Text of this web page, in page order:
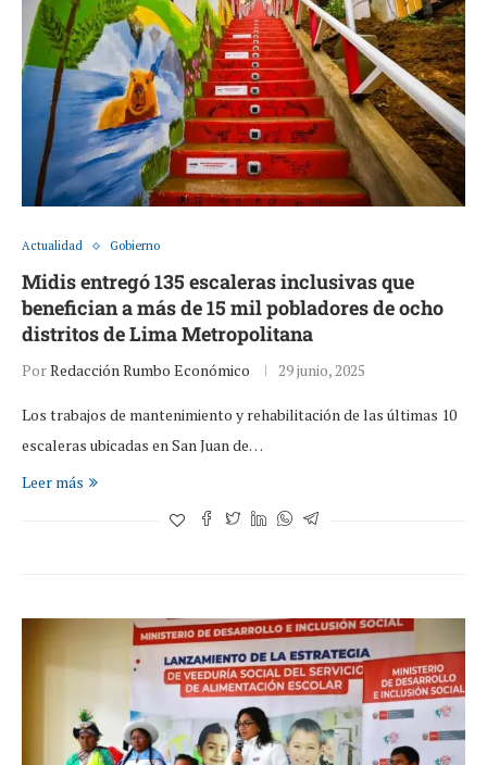
Actualidad Gobierno
Midis entregó 135 escaleras inclusivas que
benefician a más de 15 mil pobladores de ocho
distritos de Lima Metropolitana
PorRedacción Rumbo Económico 29 junio, 2025
Los trabajos de mantenimiento y rehabilitación de las últimas 10
escaleras ubicadas en San Juan de…
Leer más